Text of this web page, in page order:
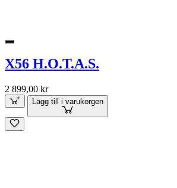
X56 H.O.T.A.S.
2 899,00 kr
Lägg till i varukorgen